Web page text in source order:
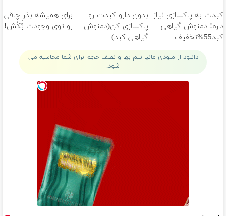
کبدت به پاکسازی نیاز
داره! دمنوش گیاهی
کبد55%تخفیف
بدون دارو کبدت رو
پاکسازی کن(دمنوش
گیاهی کبد)
برای همیشه بذرِ چاقی
رو توی وجودت بُکُش!
دانلود از ملودی مانیا نیم بها و نصف حجم برای شما محاسبه می
شود.